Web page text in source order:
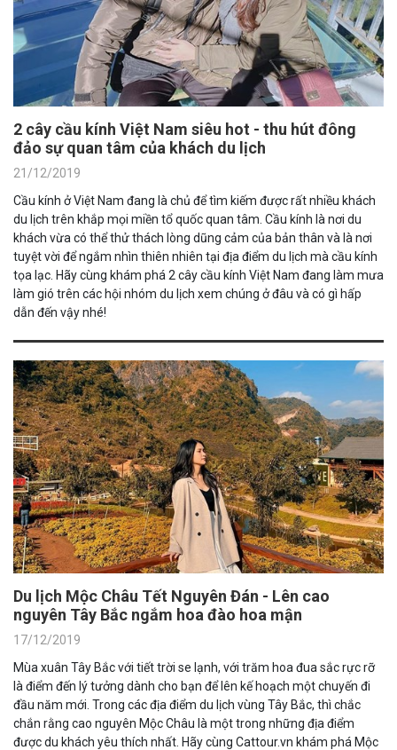
2 cây cầu kính Việt Nam siêu hot - thu hút đông
đảo sự quan tâm của khách du lịch
21/12/2019
Cầu kính ở Việt Nam đang là chủ để tìm kiếm được rất nhiều khách
du lịch trên khắp mọi miền tổ quốc quan tâm. Cầu kính là nơi du
khách vừa có thể thử thách lòng dũng cảm của bản thân và là nơi
tuyệt vời để ngắm nhìn thiên nhiên tại địa điểm du lịch mà cầu kính
tọa lạc. Hãy cùng khám phá 2 cây cầu kính Việt Nam đang làm mưa
làm gió trên các hội nhóm du lịch xem chúng ở đâu và có gì hấp
dẫn đến vậy nhé!
Du lịch Mộc Châu Tết Nguyên Đán - Lên cao
nguyên Tây Bắc ngắm hoa đào hoa mận
17/12/2019
Mùa xuân Tây Bắc với tiết trời se lạnh, với trăm hoa đua sắc rực rỡ
là điểm đến lý tưởng dành cho bạn để lên kế hoạch một chuyến đi
đầu năm mới. Trong các địa điểm du lịch vùng Tây Bắc, thì chắc
chắn rằng cao nguyên Mộc Châu là một trong những địa điểm
được du khách yêu thích nhất. Hãy cùng Cattour.vn khám phá Mộc